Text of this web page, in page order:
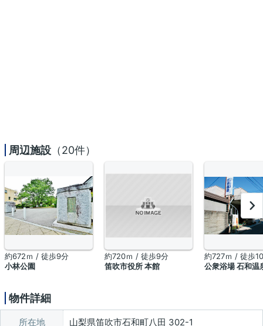
周辺施設 （20件）
約672ｍ / 徒歩9分
小林公園
約720ｍ / 徒歩9分
笛吹市役所 本館
約727ｍ / 徒歩
公衆浴場 石和温
物件詳細
所在地 山梨県笛吹市石和町八田 302-1